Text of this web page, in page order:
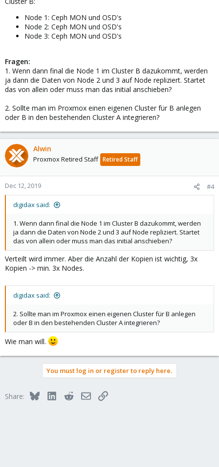
Node 1: Ceph MON und OSD's
Node 2: Ceph MON und OSD's
Node 3: Ceph MON und OSD's
Fragen:
1. Wenn dann final die Node 1 im Cluster B dazukommt, werden
ja dann die Daten von Node 2 und 3 auf Node repliziert. Startet
das von allein oder muss man das initial anschieben?
2. Sollte man im Proxmox einen eigenen Cluster für B anlegen
oder B in den bestehenden Cluster A integrieren?
Alwin
Proxmox Retired Staff Retired Staff
Dec 12, 2019 #4
digidax said:
1. Wenn dann final die Node 1 im Cluster B dazukommt, werden
ja dann die Daten von Node 2 und 3 auf Node repliziert. Startet
das von allein oder muss man das initial anschieben?
Verteilt wird immer. Aber die Anzahl der Kopien ist wichtig, 3x
Kopien -> min. 3x Nodes.
digidax said:
2. Sollte man im Proxmox einen eigenen Cluster für B anlegen
oder B in den bestehenden Cluster A integrieren?
Wie man will.
You must log in or register to reply here.
Share: BlueskyLinkedInRedditEmailLink